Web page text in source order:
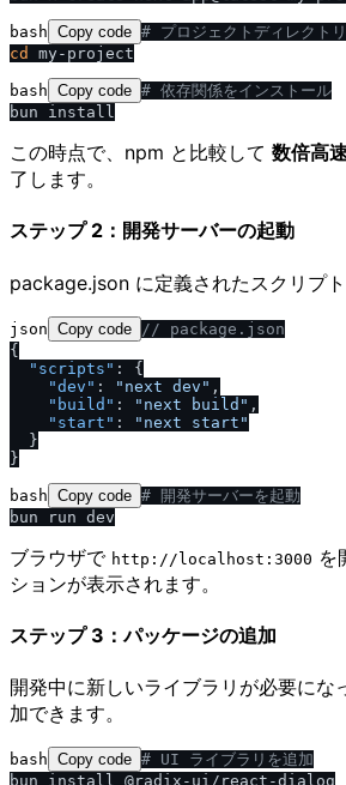
bash Copy code # プロジェクトディレクト
cd
bash Copy code # 依存関係をインストール
この時点で、npm と比較して 数倍高
了します。
ステップ 2：開発サーバーの起動
package.json に定義されたスクリプト
json Copy code / / package.json
{
"scripts" :
{
"dev" : "next dev" ,
"build" : "next build" ,
"start" :
"next start"
}
}
bash Copy code # 開発サーバーを起動
ブラウザで http:​/​​/​localhost:3000 を
ションが表示されます。
ステップ 3：パッケージの追加
開発中に新しいライブラリが必要にな
加できます。
bash Copy code # UI ライブラリを追加